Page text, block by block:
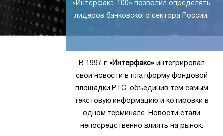
«Интерфакс-100» позволил определять
лидеров банковского сектора России.
В 1997 г. «Интерфакс»интегрировал
свои новости в платформу фондовой
площадки РТС, объединив тем самым
текстовую информацию и котировки в
одном терминале. Новости стали
непосредственно влиять на рынок.